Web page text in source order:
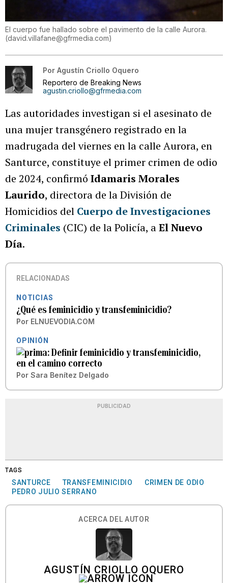
El cuerpo fue hallado sobre el pavimento de la calle Aurora.
(david.villafane@gfrmedia.com)
Por Agustín Criollo Oquero
Reportero de Breaking News
agustin.criollo@gfrmedia.com
Las autoridades investigan si el asesinato de
una mujer transgénero registrado en la
madrugada del viernes en la calle Aurora, en
Santurce, constituye el primer crimen de odio
de 2024, confirmó Idamaris Morales
Laurido, directora de la División de
Homicidios del Cuerpo de Investigaciones
Criminales (CIC) de la Policía, aEl Nuevo
Día.
RELACIONADAS
NOTICIAS
¿Qué es feminicidio y transfeminicidio?
Por ELNUEVODIA.COM
OPINIÓN
Definir feminicidio y transfeminicidio,
en el camino correcto
Por Sara Benítez Delgado
PUBLICIDAD
TAGS
SANTURCE TRANSFEMINICIDIO
CRIMEN DE ODIO
PEDRO JULIO SERRANO
ACERCA DEL AUTOR
AGUSTÍN CRIOLLO OQUERO